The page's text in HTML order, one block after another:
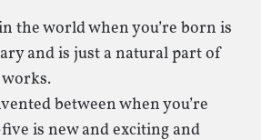
the world when you’re born is
and is just a natural part of
between when you’re
is new and exciting and